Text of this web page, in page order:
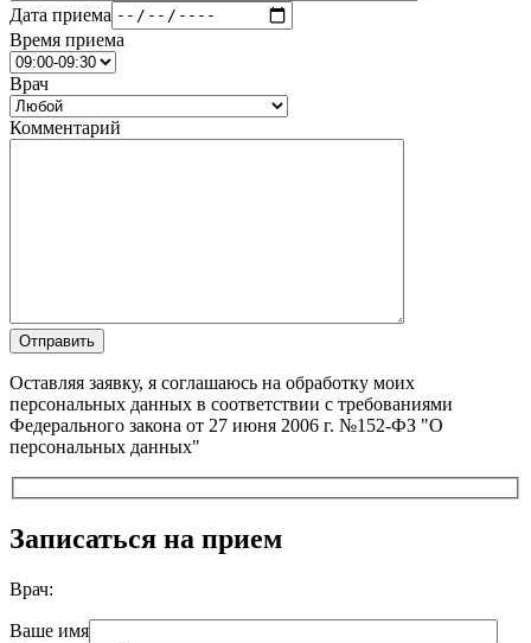
Дата приема
Время приема
Врач
Комментарий
Оставляя заявку, я соглашаюсь на обработку моих
персональных данных в соответствии с требованиями
Федерального закона от 27 июня 2006 г. №152-ФЗ "О
персональных данных"
Записаться на прием
Врач:
Ваше имя